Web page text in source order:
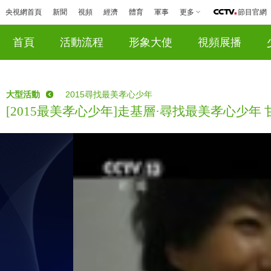
央視網首頁 新聞 視頻 經濟 體育 軍事 更多 節目官網
首頁 活動流程 形象大使 視頻展播
大型活動 2015尋找最美孝心少年
[2015最美孝心少年]走基層·尋找最美孝心少年